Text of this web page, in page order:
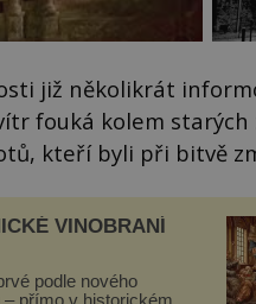
již několikrát
fouká kolem
kteří byli při bitvě
VINOBRANÍ
podle nového
– přímo v historickém